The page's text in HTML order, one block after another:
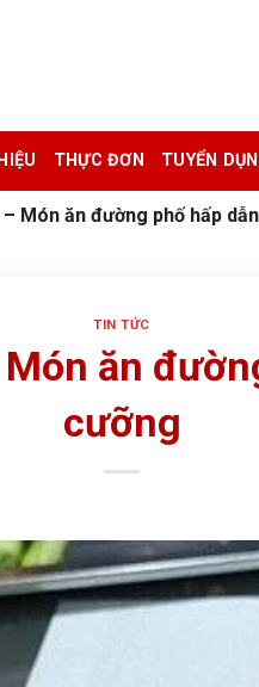
THỰC ĐƠN TUYỂN
Món ăn đường phố hấp
TIN TỨC
ăn
cưỡng